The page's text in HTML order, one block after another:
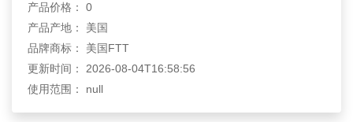
产品价格： 0
产品产地： 美国
品牌商标： 美国FTT
更新时间： 2026-08-04T16:58:56
使用范围： null